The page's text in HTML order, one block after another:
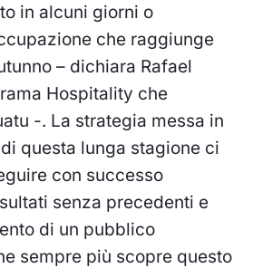
in alcuni giorni o
che raggiunge
– dichiara Rafael
Hospitality che
-. La strategia messa in
questa lunga stagione ci
con successo
senza precedenti e
di un pubblico
sempre più scopre questo